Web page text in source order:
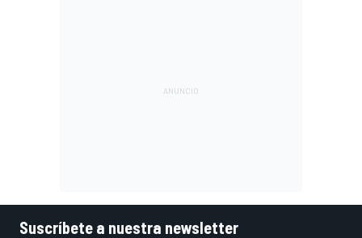
Suscríbete a nuestra newsletter